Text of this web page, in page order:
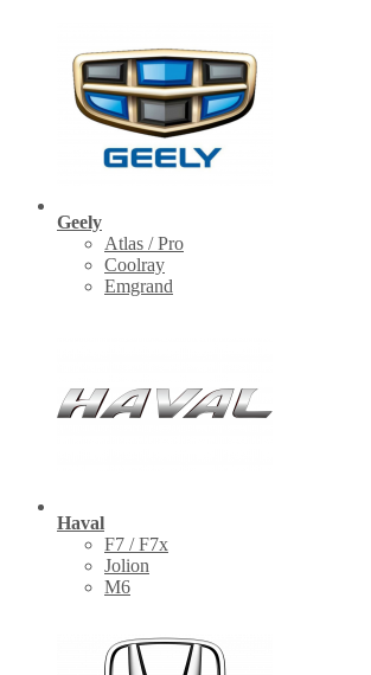
Geely
Atlas / Pro
Coolray
Emgrand
Haval
F7 / F7x
Jolion
M6